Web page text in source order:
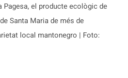
Pagesa, el producte ecològic de
de Santa Maria de més de
local mantonegro | Foto: